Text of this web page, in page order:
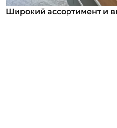
Широкий ассортимент и